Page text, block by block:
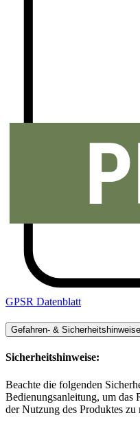
GPSR Datenblatt
Gefahren- &
Sicherheitshinweise:
Beachte die folgenden
Bedienungsanleitung, um das
der Nutzung des Produktes zu